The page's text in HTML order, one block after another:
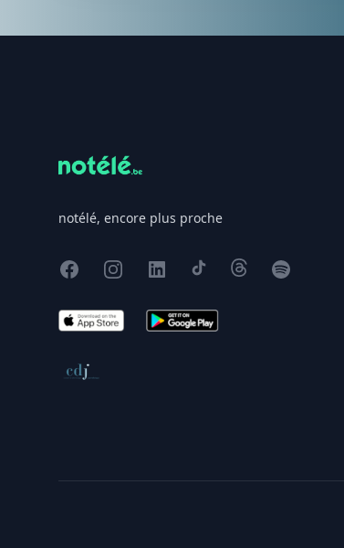
notélé, encore plus proche
FacebookInstagram
X TikTokThreadsSpotify
App Store Google Play
Conseil de déontologie journalistique